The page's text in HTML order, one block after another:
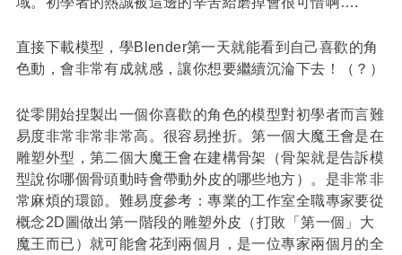
直接下載模型，學Blender第一天就能看到自己喜歡的角
色動，會非常有成就感，讓你想要繼續沉淪下去！（？）
從零開始捏製出一個你喜歡的角色的模型對初學者而言難
易度非常非常非常高。很容易挫折。第一個大魔王會是在
雕塑外型，第二個大魔王會在建構骨架（骨架就是告訴模
型說你哪個骨頭動時會帶動外皮的哪些地方）。是非常非
常麻煩的環節。難易度參考：專業的工作室全職專家要從
概念2D圖做出第一階段的雕塑外皮（打敗「第一個」大
魔王而已）就可能會花到兩個月，是一位專家兩個月的全